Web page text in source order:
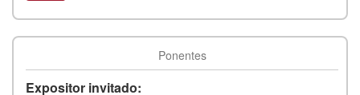
Ponentes
Expositor invitado: